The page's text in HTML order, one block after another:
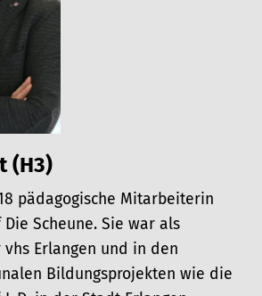
(H3)
pädagogische Mitarbeiterin
Scheune. Sie war als
Erlangen und in den
Bildungsprojekten wie die